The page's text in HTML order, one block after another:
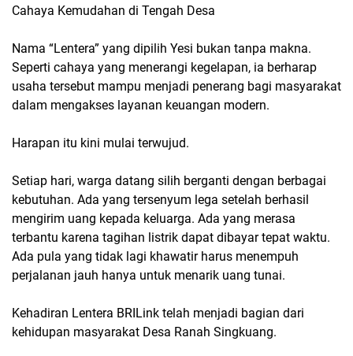
Cahaya Kemudahan di Tengah Desa
Nama “Lentera” yang dipilih Yesi bukan tanpa makna.
Seperti cahaya yang menerangi kegelapan, ia berharap
usaha tersebut mampu menjadi penerang bagi masyarakat
dalam mengakses layanan keuangan modern.
Harapan itu kini mulai terwujud.
Setiap hari, warga datang silih berganti dengan berbagai
kebutuhan. Ada yang tersenyum lega setelah berhasil
mengirim uang kepada keluarga. Ada yang merasa
terbantu karena tagihan listrik dapat dibayar tepat waktu.
Ada pula yang tidak lagi khawatir harus menempuh
perjalanan jauh hanya untuk menarik uang tunai.
Kehadiran Lentera BRILink telah menjadi bagian dari
kehidupan masyarakat Desa Ranah Singkuang.